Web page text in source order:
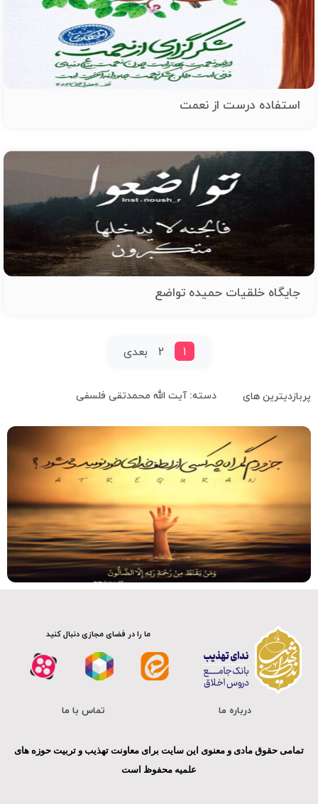
استفاده درست از نعمت
جایگاه خلقیات حمیده تواضع
بعدی
پربازدیترین های دسته: آیت الله محمدتقی فلسفی
صوت
ما را در فضای مجازی دنبال کنید
درباره ما تماس با ما
تمامی حقوق مادی و معنوی این سایت برای معاونت تهذیب و تربیت حوزه های
علمیه محفوظ است